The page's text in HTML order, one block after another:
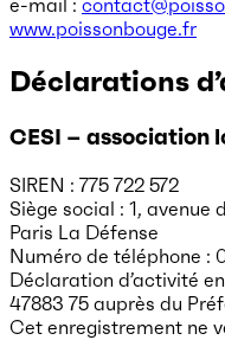
e-mail :
www.poissonbouge.fr
Déclarations
CESI – association
SIREN : 775 722 572
Siège social : 1, avenue
Paris La Défense
Numéro de téléphone :
Déclaration d’activité
47883 75 auprès du
Cet enregistrement ne